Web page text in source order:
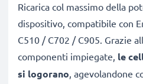
Ricarica col massimo della
dispositivo, compatibile con
C510 / C702 / C905. Grazie
componenti impiegate, le
si logorano, agevolandone